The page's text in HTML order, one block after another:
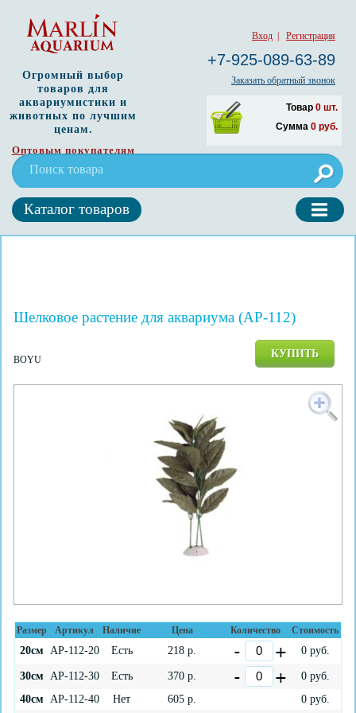
Вход Регистрация
+7-925-089-63-89
Заказать обратный звонок
Товар 0 шт.
Сумма 0 руб.
Огромный выбор
товаров для
аквариумистики и
животных по лучшим
ценам.
Оптовым покупателям
Каталог товаров
Шелковое растение для аквариума (AP-112)
BOYU КУПИТЬ
Размер Артикул Наличие Цена Количество Стоимость
20см AP-112-20 Есть 218 р. 0руб.
30см AP-112-30 Есть 370 р. 0руб.
40см AP-112-40 Нет 605 р. 0руб.